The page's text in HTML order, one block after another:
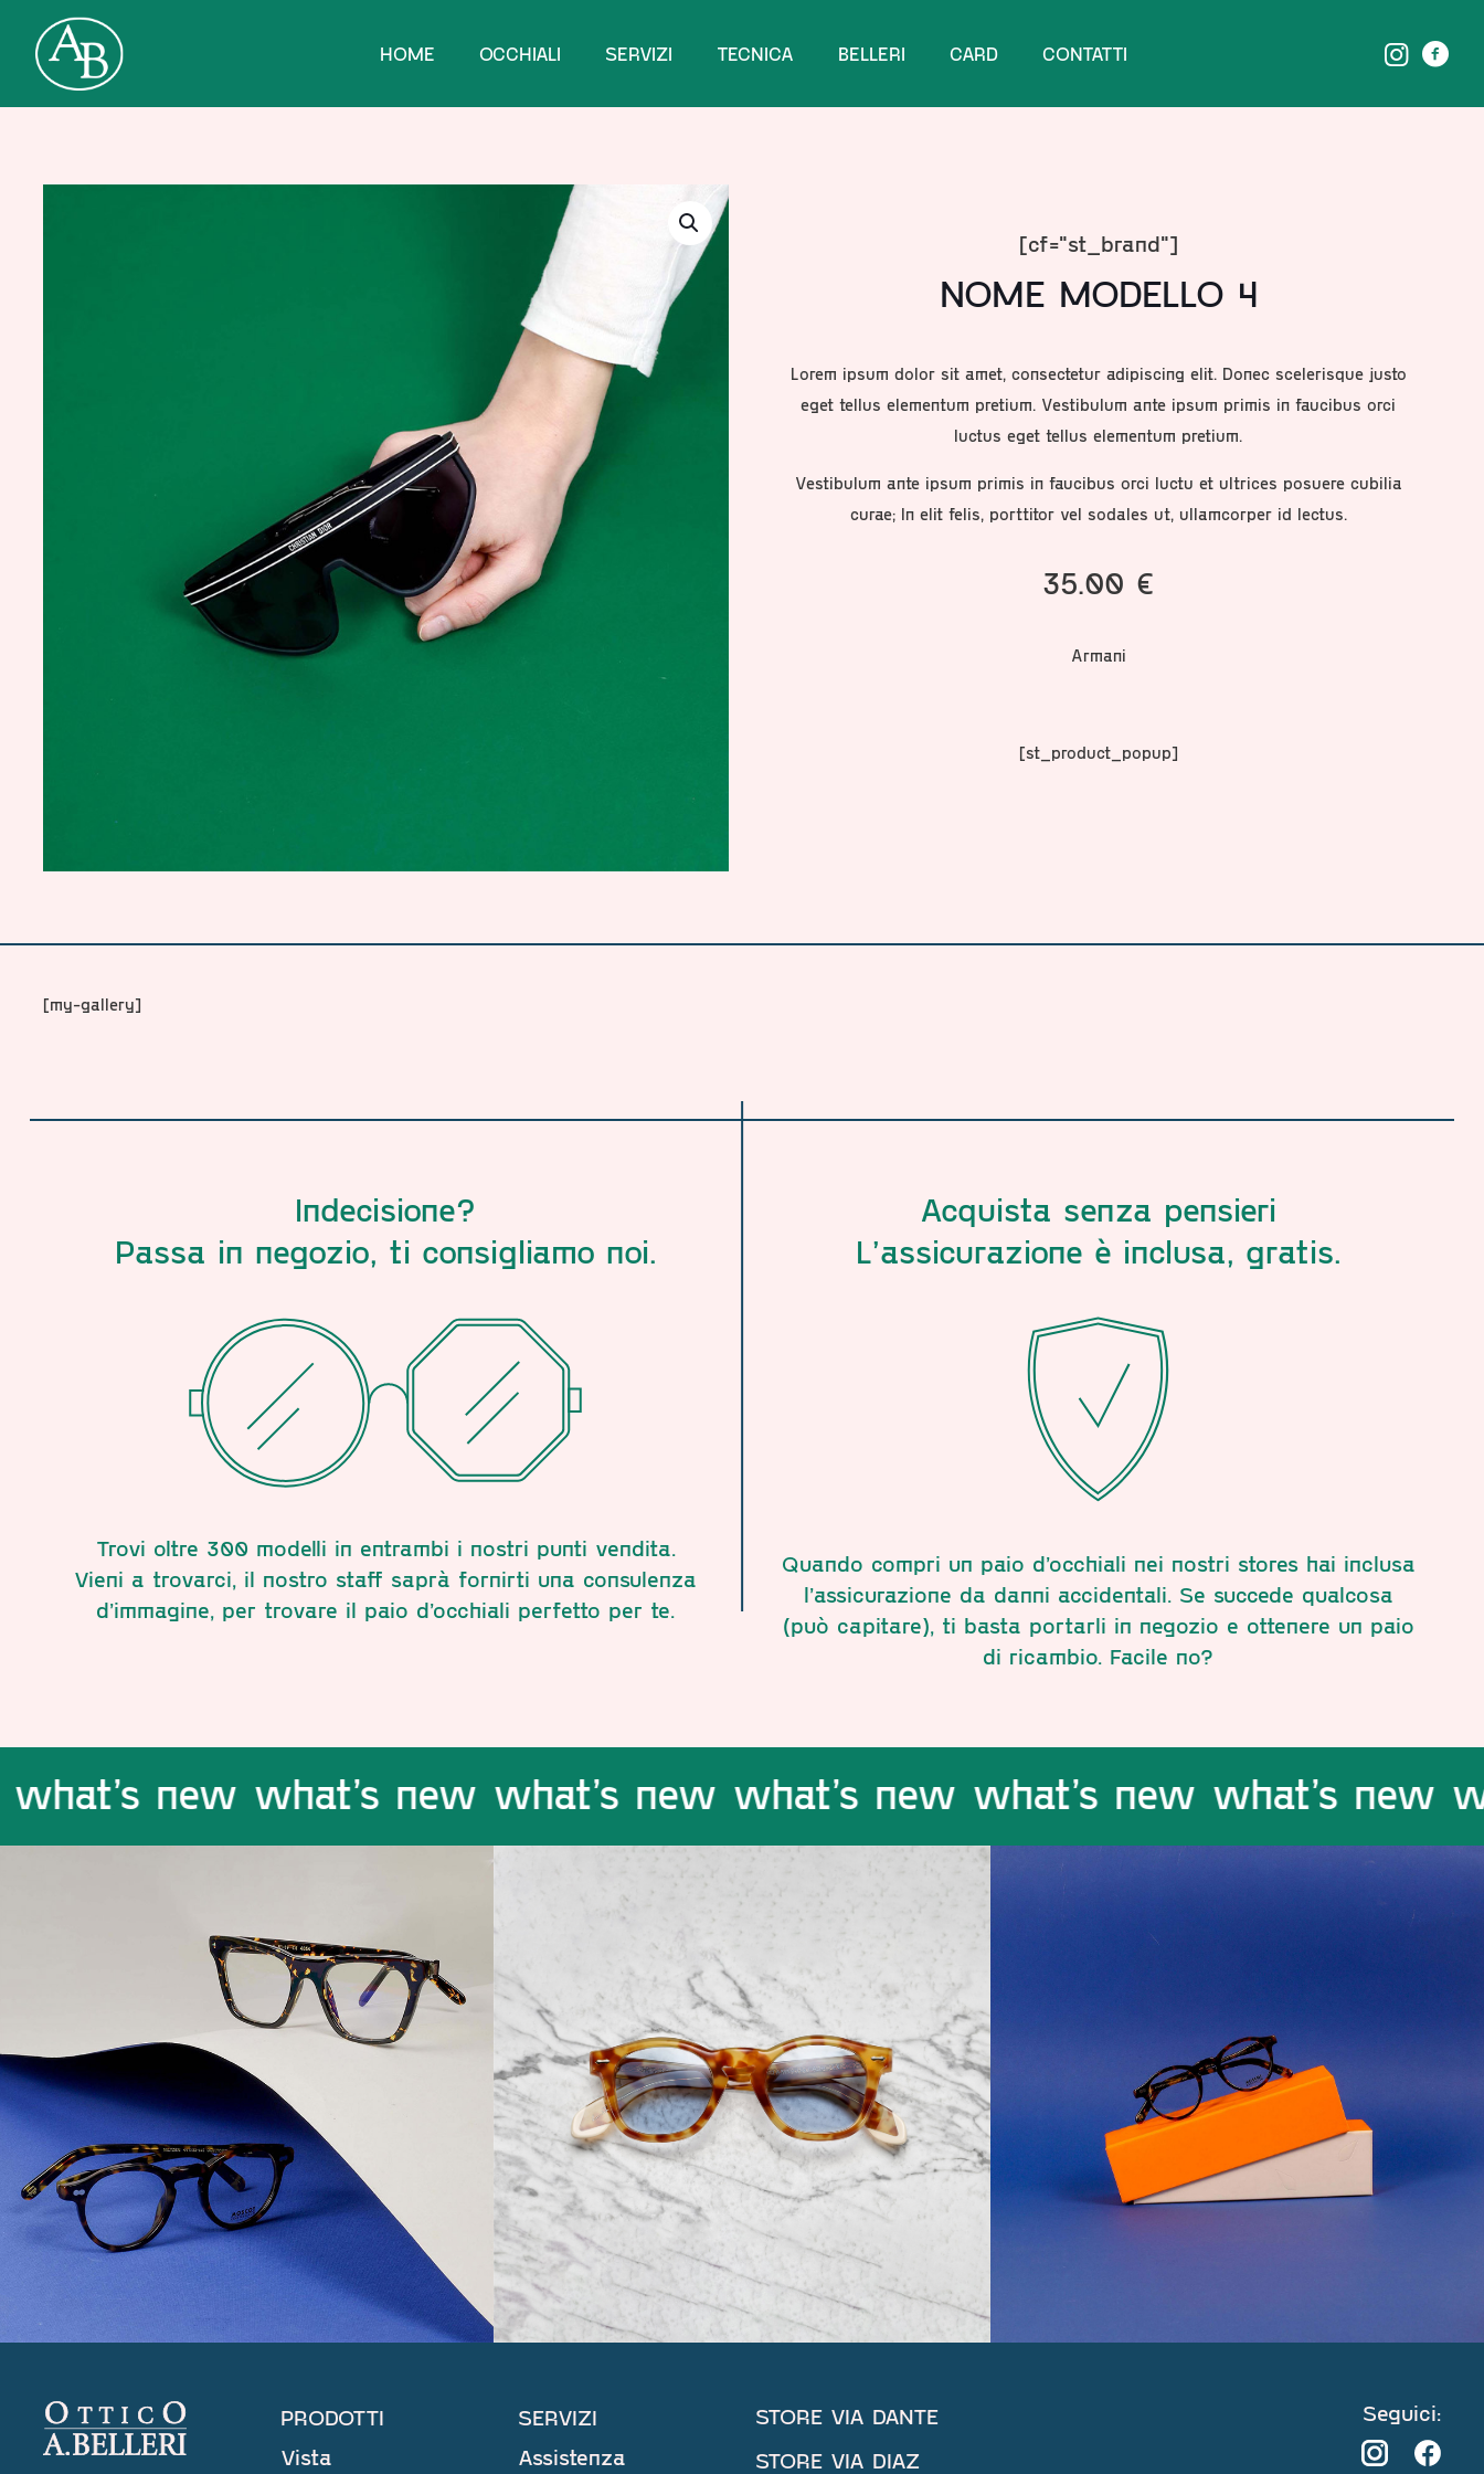
HOME OCCHIALI SERVIZI TECNICA BELLERI CARD CONTATTI
[cf="st_brand"]
NOME MODELLO 4
Lorem ipsum dolor sit amet, consectetur adipiscing elit. Donec scelerisque justo
eget tellus elementum pretium. Vestibulum ante ipsum primis in faucibus orci
luctus eget tellus elementum pretium.
Vestibulum ante ipsum primis in faucibus orci luctu et ultrices posuere cubilia
curae; In elit felis, porttitor vel sodales ut, ullamcorper id lectus.
35.00 €
Armani
[st_product_popup]
[my-gallery]
Indecisione?
Passa in negozio, ti consigliamo noi.
Trovi oltre 300 modelli in entrambi i nostri punti vendita.
Vieni a trovarci, il nostro staff saprà fornirti una consulenza
d’immagine, per trovare il paio d’occhiali perfetto per te.
Acquista senza pensieri
L’assicurazione è inclusa, gratis.
Quando compri un paio d’occhiali nei nostri stores hai inclusa
l’assicurazione da danni accidentali. Se succede qualcosa
(può capitare), ti basta portarli in negozio e ottenere un paio
di ricambio. Facile no?
what’s new what’s new what’s new what’s new what’s new what’s
PRODOTTI
Vista
SERVIZI
Assistenza
STORE VIA DANTE
STORE VIA DIAZ
Seguici: